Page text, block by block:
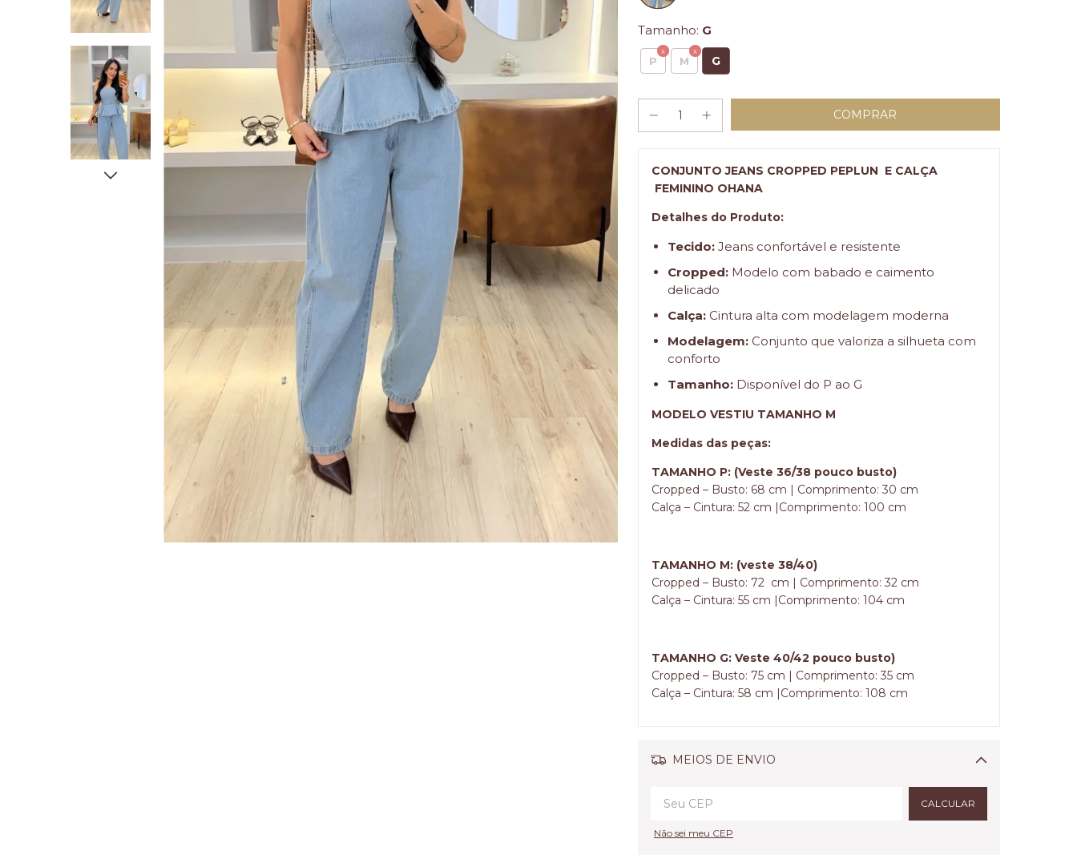
Tamanho: G
P M G
CONJUNTO JEANS CROPPED PEPLUN E CALÇA
FEMININO OHANA
Detalhes do Produto:
Tecido: Jeans confortável e resistente
Cropped: Modelo com babado e caimento
delicado
Calça: Cintura alta com modelagem moderna
Modelagem: Conjunto que valoriza a silhueta com
conforto
Tamanho: Disponível do P ao G
MODELO VESTIU TAMANHO M
Medidas das peças:
TAMANHO P: (Veste 36/38 pouco busto)
Cropped – Busto: 68 cm | Comprimento: 30 cm
Calça – Cintura: 52 cm |Comprimento: 100 cm
TAMANHO M: (veste 38/40)
Cropped – Busto: 72 cm | Comprimento: 32 cm
Calça – Cintura: 55 cm |Comprimento: 104 cm
TAMANHO G: Veste 40/42 pouco busto)
Cropped – Busto: 75 cm | Comprimento: 35 cm
Calça – Cintura: 58 cm |Comprimento: 108 cm
MEIOS DE ENVIO
Alterar CEP
CALCULAR
Não sei meu CEP